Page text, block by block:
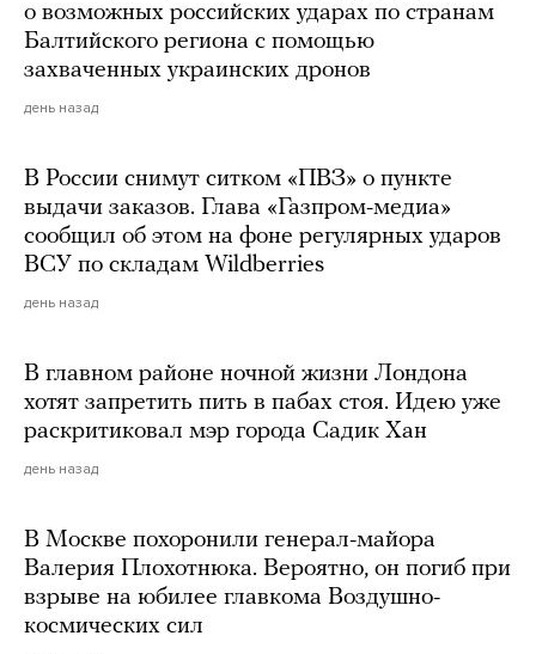
о возможных российских ударах по странам
Балтийского региона с помощью
захваченных украинских дронов
день назад
В России снимут ситком «ПВЗ» о пункте
выдачи заказов. Глава «Газпром-медиа»
сообщил об этом на фоне регулярных ударов
ВСУ по складам Wildberries
день назад
В главном районе ночной жизни Лондона
хотят запретить пить в пабах стоя. Идею уже
раскритиковал мэр города Садик Хан
день назад
В Москве похоронили генерал-майора
Валерия Плохотнюка. Вероятно, он погиб при
взрыве на юбилее главкома Воздушно-
космических сил